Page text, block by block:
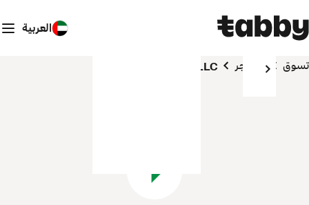
العربية
تسوق المتاجر Triplux Tourism LLC